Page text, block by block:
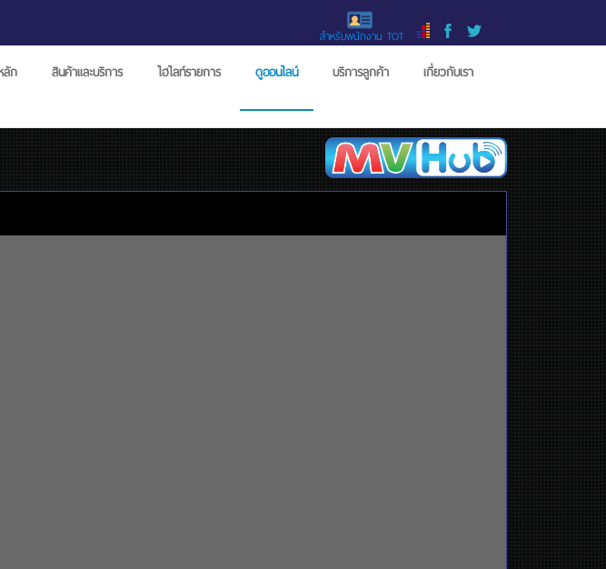
สำหรับพนักงาน TOT
ลัก สินค้าและบริการ ไฮไลท์รายการ ดูออนไลน์ บริการลูกค้า เกี่ยวกับเรา